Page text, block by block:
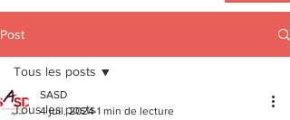
Post
Tous les posts
Tous les posts
SASD
4 juil. 2024 1 min de lecture